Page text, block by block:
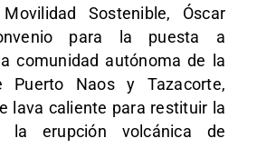
Sostenible, Óscar
para la puesta a
comunidad autónoma de la
Puerto Naos y Tazacorte,
lava caliente para restituir la
la erupción volcánica de